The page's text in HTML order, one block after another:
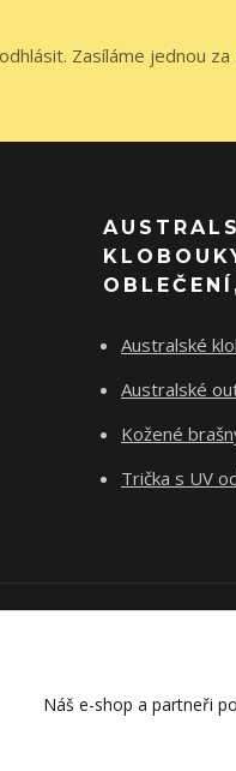
Náš e-shop a partneři
Zasíláme jednou za
Australské
Australské
Kožené
Trička s UV
Náš e-shop a partneři